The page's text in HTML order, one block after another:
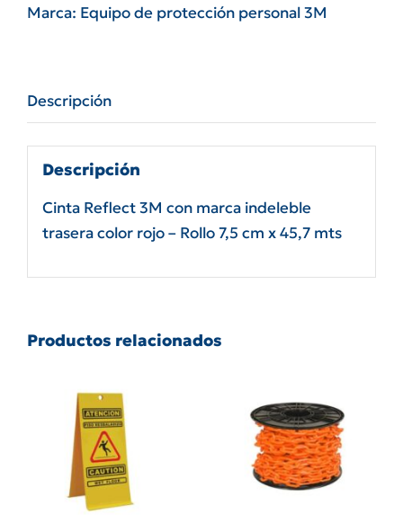
indeleble
-
7,5
x
45,7
Marca: Equipo de protección personal 3M
Descripción
Descripción
Cinta Reflect 3M con marca indeleble
trasera color rojo – Rollo 7,5 cm x 45,7 mts
Productos relacionados